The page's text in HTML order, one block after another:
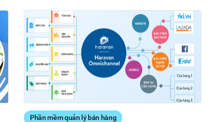
Phần mềm quản lý bán hàng